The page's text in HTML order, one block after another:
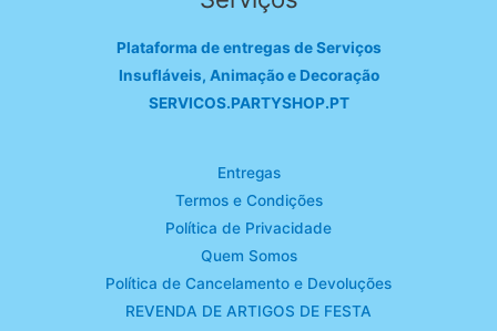
Plataforma de entregas de Serviços
Insufláveis, Animação e Decoração
SERVICOS.PARTYSHOP.PT
Entregas
Termos e Condições
Política de Privacidade
Quem Somos
Política de Cancelamento e Devoluções
REVENDA DE ARTIGOS DE FESTA